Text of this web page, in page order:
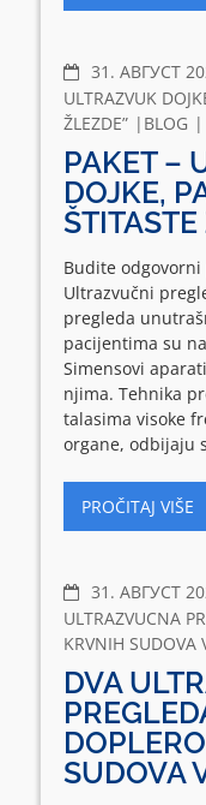
31. АВГУСТ
ULTRAZVUK
ŽLEZDE”
BLOG
PAKET –
DOJKE,
Budite
Ultrazvučni
pregleda
pacijentima su
Simensovi
njima. Tehnika
talasima visoke
organe, odbijaju
PROČITAJ VIŠE
31. АВГУСТ
ULTRAZVUCNA
KRVNIH SUDOVA
DVA
SUDOVA